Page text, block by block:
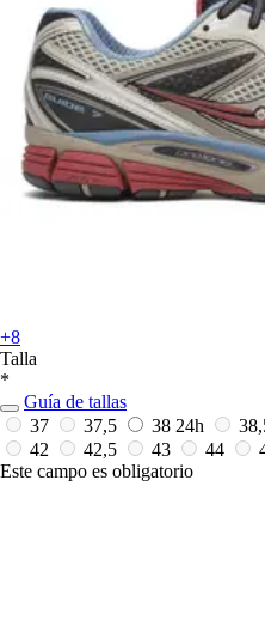
+8
Talla
*
Guía de tallas
37
37,5 38 24h
42
42,5 43 44
Este campo es obligatorio